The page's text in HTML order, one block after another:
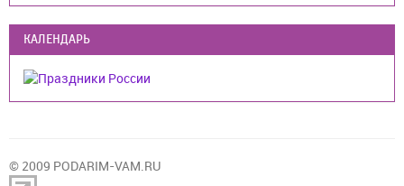
КАЛЕНДАРЬ
© 2009 PODARIM-VAM.RU